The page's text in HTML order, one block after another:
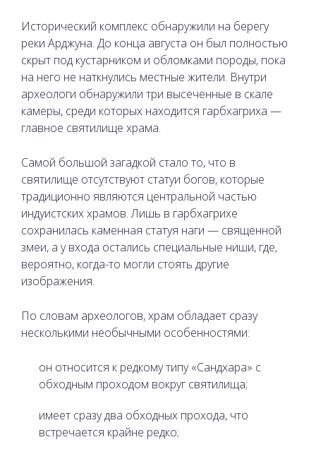
Исторический комплекс обнаружили на берегу
реки Арджуна. До конца августа он был полностью
скрыт под кустарником и обломками породы, пока
на него не наткнулись местные жители. Внутри
археологи обнаружили три высеченные в скале
камеры, среди которых находится гарбхагриха —
главное святилище храма.
Самой большой загадкой стало то, что в
святилище отсутствуют статуи богов, которые
традиционно являются центральной частью
индуистских храмов. Лишь в гарбхагрихе
сохранилась каменная статуя наги — священной
змеи, а у входа остались специальные ниши, где,
вероятно, когда-то могли стоять другие
изображения.
По словам археологов, храм обладает сразу
несколькими необычными особенностями:
он относится к редкому типу «Сандхара» с
обходным проходом вокруг святилища;
имеет сразу два обходных прохода, что
встречается крайне редко;